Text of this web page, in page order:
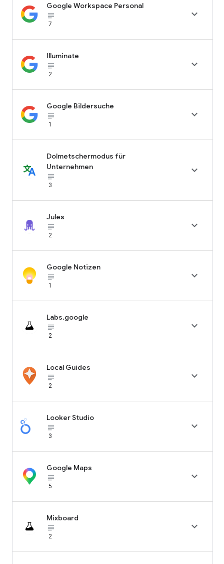
Google Workspace Personal
subject_black
7

Illuminate
subject_black
2

Google Bildersuche
subject_black
1

Dolmetschermodus für
Unternehmen
subject_black
3

Jules
subject_black
2

Google Notizen
subject_black
1

Labs.google
subject_black
2

Local Guides
subject_black
2

Looker Studio
subject_black
3

Google Maps
subject_black
5

Mixboard
subject_black
2
